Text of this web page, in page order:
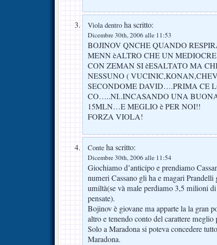
Viola dentro ha scritto:
Dicembre 30th, 2006 alle 11:53
BOJINOV QNCHE QUANDO
MENN èALTRO CHE UN
CON ZEMAN SI èESALTATO MA
NESSUNO (
SECONDOME DAVID….PRIMA CE
CO…..NI..INCASANDO UNA
15MLN…E MEGLIO è PER NOI!!
FORZA VIOLA!
Conte ha scritto:
Dicembre 30th, 2006 alle 11:54
Giochiamo d’anticipo e prendiamo
numeri Cassano gli ha e magari
umiltà(se và male perdiamo 3,5 milioni
pensate).
Bojinov è giovane ma apparte la la gran
altro e tenendo conto del carattere
Solo a Maradona si poteva concedere
Maradona.